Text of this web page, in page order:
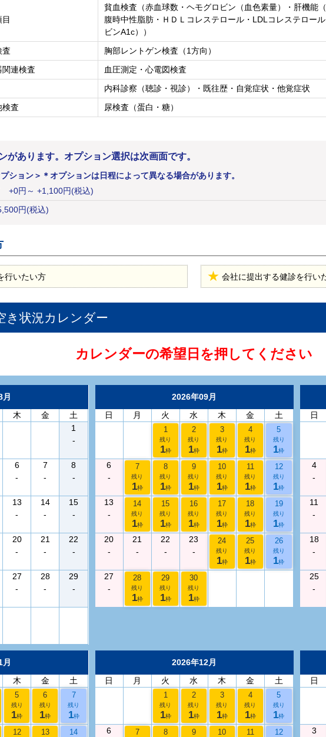
貧血検査（赤血球数・ヘモグロビン（血色素量）・肝機能
腹時中性脂肪・ＨＤＬコレステロール・LDLコレステロー
ビンA1c））
査 胸部レントゲン検査（1方向）
関連検査
血圧測定・心電図検査
内科診察（聴診・視診）・既往歴・自覚症状・他覚症状
検査
尿検査（蛋白・糖）
があります。オプション選択は次画面です。
ション＞ ＊オプションは日程によって異なる場合があります。
+0円 ～ +1,100円(税込)
円(税込)
行いたい方 会社に提出する健診を行い
き状況カレンダー
カレンダーの希望日を押してください
月
木 金
土
1
-
6
-
7
-
8
-
13
-
14
-
15
-
20
-
21
-
22
-
27
-
28
-
29
-
2026年09月
日
月 火 水 木 金 土
1
残り
1枠
2
残り
1枠
3
残り
1枠
4
残り
1枠
5
残り
1枠
6
-
7
残り
1枠
8
残り
1枠
9
残り
1枠
10
残り
1枠
11
残り
1枠
12
残り
1枠
13
-
14
残り
1枠
15
残り
1枠
16
残り
1枠
17
残り
1枠
18
残り
1枠
19
残り
1枠
20
-
21
-
22
-
23
-
24
残り
1枠
25
残り
1枠
26
残り
1枠
27
-
28
残り
1枠
29
残り
1枠
30
残り
1枠
日
4
-
11
-
18
-
25
-
月
木 金
土
5
残り
1枠
6
残り
1枠
7
残り
1枠
12 13 14
2026年12月
日
月 火 水 木 金 土
1
残り
1枠
2
残り
1枠
3
残り
1枠
4
残り
1枠
5
残り
1枠
6
7 8 9 10 11 12
日
3